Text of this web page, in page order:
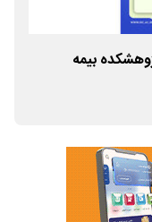
بیمه